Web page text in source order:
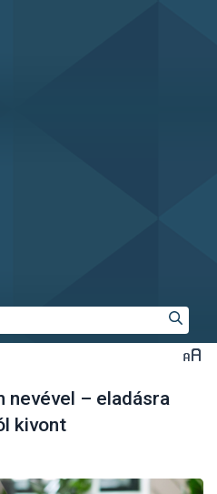
nevével – eladásra
kivont